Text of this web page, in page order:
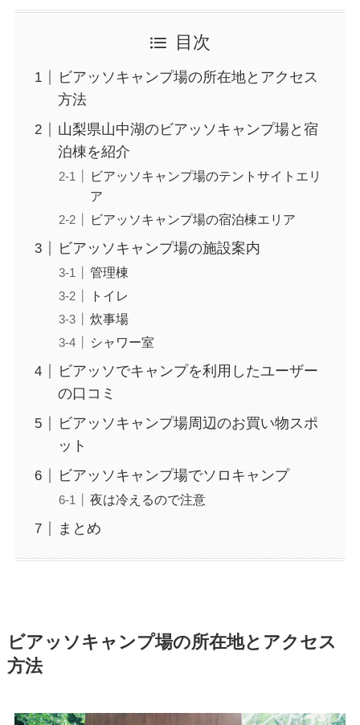
目次
ビアッソキャンプ場の所在地とアクセス
方法
山梨県山中湖のビアッソキャンプ場と宿
泊棟を紹介
ビアッソキャンプ場のテントサイトエリ
ア
ビアッソキャンプ場の宿泊棟エリア
ビアッソキャンプ場の施設案内
管理棟
トイレ
炊事場
シャワー室
ビアッソでキャンプを利用したユーザー
の口コミ
ビアッソキャンプ場周辺のお買い物スポ
ット
ビアッソキャンプ場でソロキャンプ
夜は冷えるので注意
まとめ
ビアッソキャンプ場の所在地とアクセス
方法